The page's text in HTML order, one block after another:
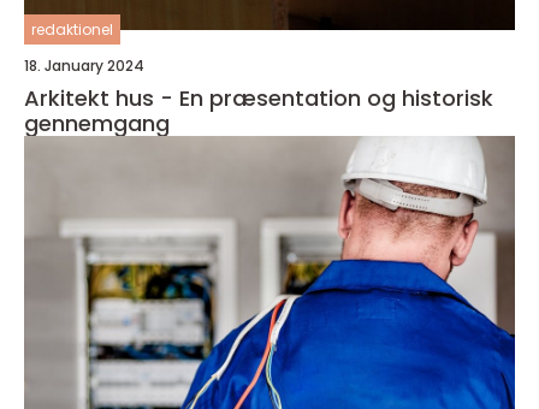
redaktionel
18. January 2024
Arkitekt hus - En præsentation og historisk
gennemgang